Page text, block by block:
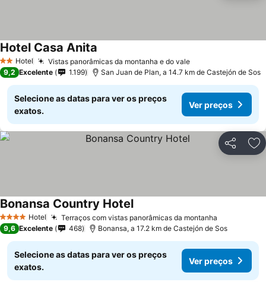
2 Estrelas
Hotel Vistas panorâmicas da montanha e do valeVer preços
Hotel Casa Anita
9,2 Excelente 1.199 San Juan de Plan, a 14.7 km de Castejón de Sos
Selecione as datas para ver os preços
exatos.
Ver preços
Partilhar
4 EstrelasHotel Terraços com vistas panorâmicas da montanha
Bonansa Country HotelVer preços
9,6 Excelente 468 Bonansa, a 17.2 km de Castejón de Sos
Selecione as datas para ver os preços
exatos.
Ver preços